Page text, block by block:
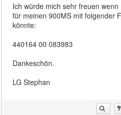
Ich würde mich sehr freuen
für meinen 900MS mit folgender
könnte:
440164 00 083983
Dankeschön.
LG Stephan